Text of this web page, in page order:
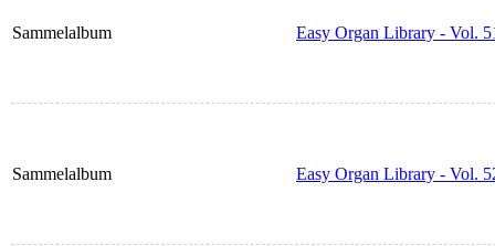
Sammelalbum Easy Organ Library - Vol.
Sammelalbum Easy Organ Library - Vol.